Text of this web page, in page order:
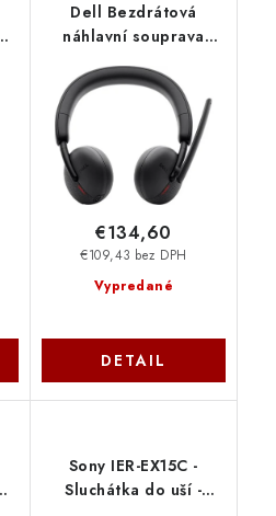
Dell Bezdrátová
náhlavní souprava
WL3024 520-BBDG
Vypredané
€109,43 bez DPH
€134,60
DETAIL
Sony IER-EX15C -
Sluchátka do uší -